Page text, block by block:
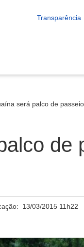
Transparência
será palco de
de
13/03/2015 11h22